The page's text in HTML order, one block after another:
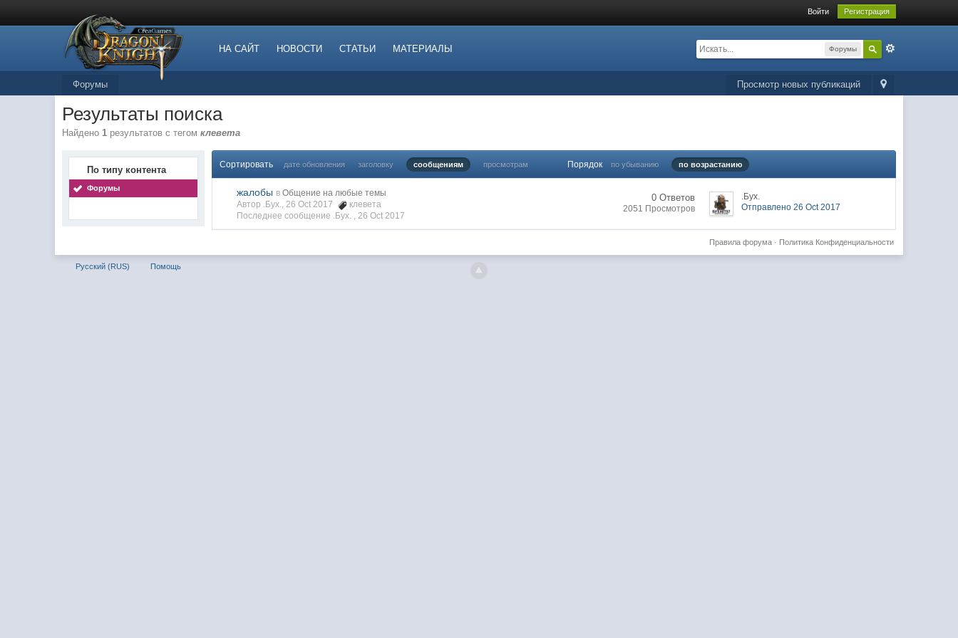
Войти Регистрация
НА САЙТ НОВОСТИ СТАТЬИ МАТЕРИАЛЫ Форумы
Просмотр новых публикаций
Форумы
Результаты поиска
Найдено1 результатов с тегомклевета
По типу контента
Форумы
Сортировать дате обновления заголовку сообщениям просмотрам Порядок по убыванию по возрастанию
жалобы в Общение на любые темы
Автор .Бyx., 26 Oct 2017
клевета
Последнее сообщение .Бyx. ,26 Oct 2017
0 Ответов
2051 Просмотров
.Бyx.
Отправлено 26 Oct 2017
Политика Конфиденциальности
Правила форума·
Русский (RUS) Помощь